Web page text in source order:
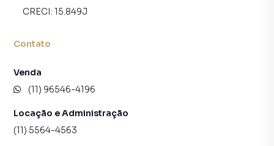
CRECI: 15.849J
Contato
Venda
(11) 96546-4196
Locação e Administração
(11) 5564-4563